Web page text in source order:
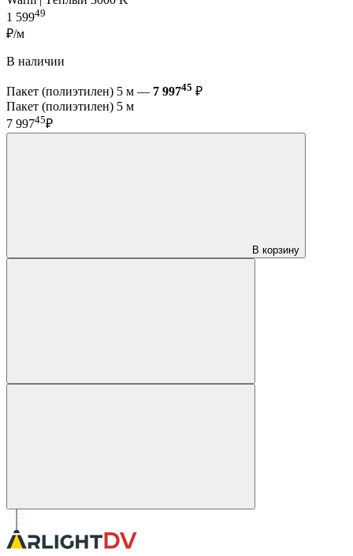
1 59949
₽/м
В наличии
Пакет (полиэтилен) 5 м — 7 99745 ₽
Пакет (полиэтилен) 5 м
7 99745₽
В корзину